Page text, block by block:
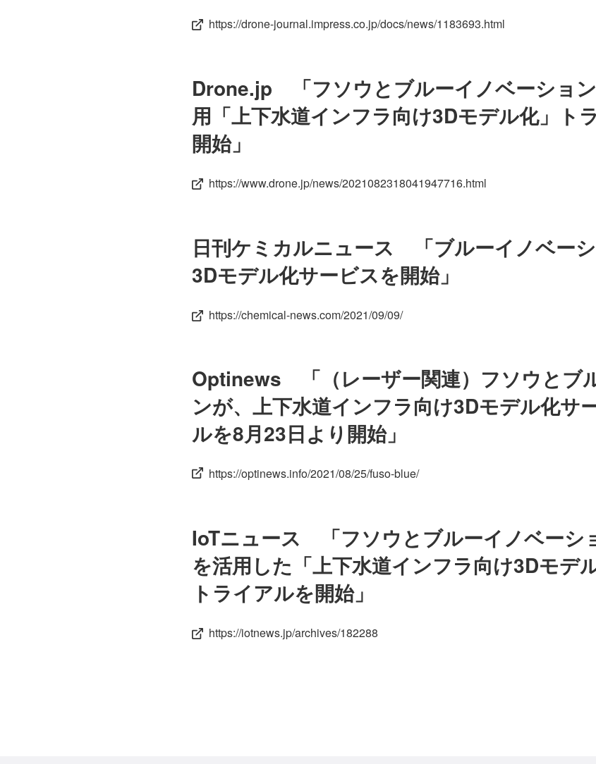
https://drone-journal.impress.co.jp/docs/news/1183693.html
Drone.jp 「フソウとブルーイノベーショ
用「上下水道インフラ向け3Dモデル化」ト
開始」
https://www.drone.jp/news/2021082318041947716.html
日刊ケミカルニュース 「ブルーイノベー
3Dモデル化サービスを開始」
https://chemical-news.com/2021/09/09/
Optinews 「（レーザー関連）フソウとブ
ンが、上下水道インフラ向け3Dモデル化サ
ルを8月23日より開始」
https://optinews.info/2021/08/25/fuso-blue/
IoTニュース 「フソウとブルーイノベーシ
を活用した「上下水道インフラ向け3Dモデ
トライアルを開始」
https://iotnews.jp/archives/182288